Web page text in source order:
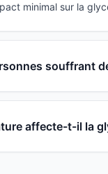
minimal sur la
souffrant
affecte-t-il la